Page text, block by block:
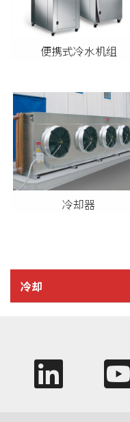
便携式冷水机组
冷却器
冷却